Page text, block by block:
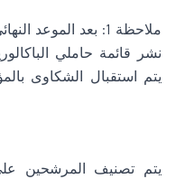
نشر قائمة حاملي
يتم تصنيف المرشحين